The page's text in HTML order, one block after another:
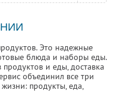
Это надежные
блюда и наборы еды.
и еды, доставка
объединил все три
продукты, еда,